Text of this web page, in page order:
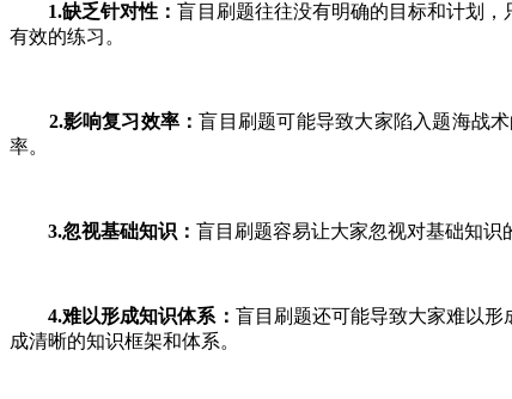
1.缺乏针对性：盲目刷题往往没有明确的目标和计划
有效的练习。
2.影响复习效率：盲目刷题可能导致大家陷入题海战
率。
3.忽视基础知识： 盲目刷题容易让大家忽视对基础知识
4.难以形成知识体系： 盲目刷题还可能导致大家难以
成清晰的知识框架和体系。